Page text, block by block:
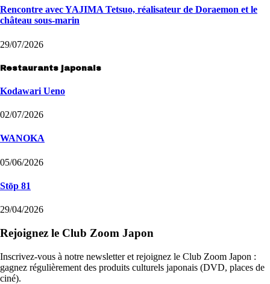
Rencontre avec YAJIMA Tetsuo, réalisateur de Doraemon et le
château sous-marin
29/07/2026
Restaurants japonais
Kodawari Ueno
02/07/2026
WANOKA
05/06/2026
Stōp 81
29/04/2026
Rejoignez le Club Zoom Japon
Inscrivez-vous à notre newsletter et rejoignez le Club Zoom Japon :
gagnez régulièrement des produits culturels japonais (DVD, places de
ciné).